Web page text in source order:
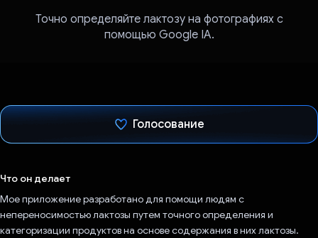
Точно определяйте лактозу на фотографиях с
помощью Google IA.
Голосование
Что он делает
Мое приложение разработано для помощи людям с
непереносимостью лактозы путем точного определения и
категоризации продуктов на основе содержания в них лактозы.